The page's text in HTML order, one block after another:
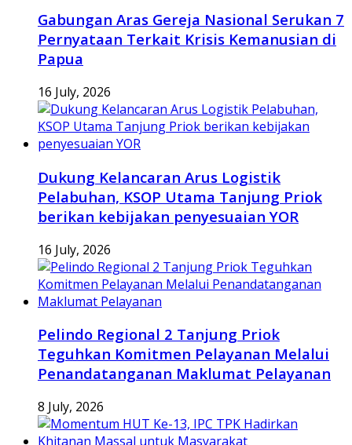
Gabungan Aras Gereja Nasional Serukan 7
Pernyataan Terkait Krisis Kemanusian di
Papua
16 July, 2026
Dukung Kelancaran Arus Logistik
Pelabuhan, KSOP Utama Tanjung Priok
berikan kebijakan penyesuaian YOR
16 July, 2026
Pelindo Regional 2 Tanjung Priok
Teguhkan Komitmen Pelayanan Melalui
Penandatanganan Maklumat Pelayanan
8 July, 2026